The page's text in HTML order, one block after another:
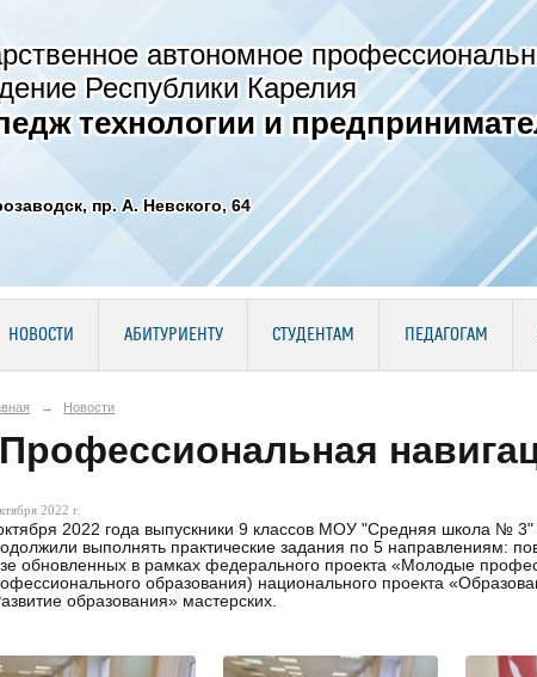
автономное
Республики Карелия
технологии и
пр. А. Невского, 64
НОВОСТИ АБИТУРИЕНТУ СТУДЕНТАМ ПЕДАГОГАМ
→ Новости
2022 г.
2022 года выпускники 9 классов МОУ "Средняя школа №
выполнять практические задания по 5 направлениям:
обновленных в рамках федерального проекта «Молодые
образования) национального проекта
образования» мастерских.